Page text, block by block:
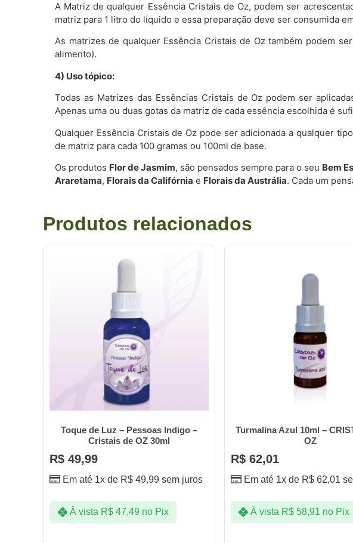
A Matriz de qualquer Essência Cristais de Oz, podem ser
matriz para 1 litro do líquido e essa preparação deve ser consumida
As matrizes de qualquer Essência Cristais de Oz também podem
alimento).
4) Uso tópico:
Todas as Matrizes das Essências Cristais de Oz podem ser
Apenas uma ou duas gotas da matriz de cada essência escolhida é
Qualquer Essência Cristais de Oz pode ser adicionada a qualquer
de matriz para cada 100 gramas ou 100ml de base.
Os produtos Flor de Jasmim, são pensados sempre para o seu Bem
Araretama, Florais da Califórnia e Florais da Austrália. Cada um
Produtos relacionados
Toque de Luz – Pessoas Indigo –
Cristais de OZ 30ml
R$ 49,99
Em até 1x de R$ 49,99 sem juros
À vista R$47,49 no Pix
Turmalina Azul 10ml –
OZ
R$62,01
Em até 1x de R$62,01
À vista R$ 58,91 no Pix